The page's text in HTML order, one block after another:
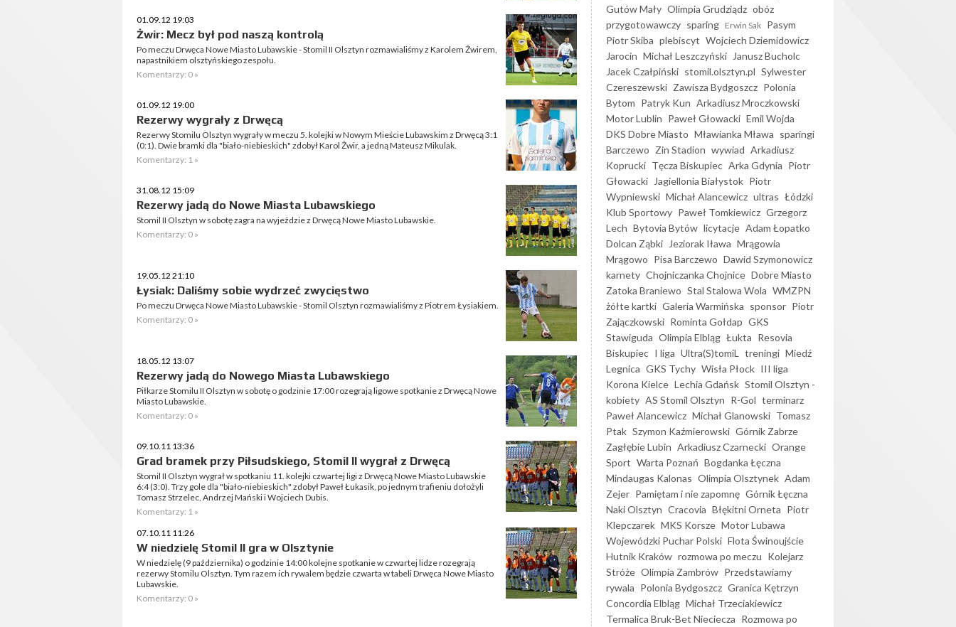
01.09.12 19:03
Żwir: Mecz był pod naszą kontrolą
Po meczu Drwęca Nowe Miasto Lubawskie - Stomil II Olsztyn rozmawialiśmy z Karolem Żwirem,
napastnikiem olsztyńskiego zespołu.
Komentarzy: 0 »
01.09.12 19:00
Rezerwy wygrały z Drwęcą
Rezerwy Stomilu Olsztyn wygrały w meczu 5. kolejki w Nowym Mieście Lubawskim z Drwęcą 3:1
(0:1). Dwie bramki dla "biało-niebieskich" zdobył Karol Żwir, a jedną Mateusz Mikulak.
Komentarzy: 1 »
31.08.12 15:09
Rezerwy jadą do Nowe Miasta Lubawskiego
Stomil II Olsztyn w sobotę zagra na wyjeździe z Drwęcą Nowe Miasto Lubawskie.
Komentarzy: 0 »
19.05.12 21:10
Łysiak: Daliśmy sobie wydrzeć zwycięstwo
Po meczu Drwęca Nowe Miasto Lubawskie - Stomil Olsztyn rozmawialiśmy z Piotrem Łysiakiem.
Komentarzy: 0 »
18.05.12 13:07
Rezerwy jadą do Nowego Miasta Lubawskiego
Piłkarze Stomilu II Olsztyn w sobotę o godzinie 17:00 rozegrają ligowe spotkanie z Drwęcą Nowe
Miasto Lubawskie.
Komentarzy: 0 »
09.10.11 13:36
Grad bramek przy Piłsudskiego, Stomil II wygrał z Drwęcą
Stomil II Olsztyn wygrał w spotkaniu 11. kolejki czwartej ligi z Drwęcą Nowe Miasto Lubawskie
6:4 (3:0). Trzy gole dla "biało-niebieskich" zdobył Paweł Łukasik, po jednym trafieniu dołożyli
Tomasz Strzelec, Andrzej Mański i Wojciech Dubis.
Komentarzy: 1 »
07.10.11 11:26
W niedzielę Stomil II gra w Olsztynie
W niedzielę (9 października) o godzinie 14:00 kolejne spotkanie w czwartej lidze rozegrają
rezerwy Stomilu Olsztyn. Tym razem ich rywalem będzie czwarta w tabeli Drwęca Nowe Miasto
Lubawskie.
Komentarzy: 0 »
Gutów Mały Olimpia Grudziądz obóz
przygotowawczy sparing Erwin Sak Pasym
Piotr Skiba plebiscyt Wojciech Dziemidowicz
Jarocin Michał Leszczyński
Janusz Bucholc
Jacek Czałpiński stomil.olsztyn.pl Sylwester
Czereszewski Zawisza Bydgoszcz Polonia
Bytom Patryk Kun Arkadiusz Mroczkowski
Motor Lublin Paweł Głowacki Emil Wojda
DKS Dobre Miasto Mławianka Mława sparingi
Barczewo Zin Stadion wywiad Arkadiusz
Koprucki Tęcza Biskupiec Arka Gdynia Piotr
Głowacki
Jagiellonia Białystok Piotr
Wypniewski Michał Alancewicz ultras Łódzki
Klub Sportowy Paweł Tomkiewicz Grzegorz
Lech Bytovia Bytów licytacje Adam Łopatko
Dolcan Ząbki
Jeziorak Iława Mrągowia
Mrągowo Pisa Barczewo Dawid Szymonowicz
karnety Chojniczanka Chojnice Dobre Miasto
Zatoka Braniewo Stal Stalowa Wola WMZPN
żółte kartki Galeria Warmińska sponsor Piotr
Zajączkowski Rominta Gołdap GKS
Stawiguda Olimpia Elbląg Łukta Resovia
Biskupiec I liga Ultra(S)tomiL treningi Miedź
Legnica GKS Tychy Wisła Płock III liga
Korona Kielce Lechia Gdańsk Stomil Olsztyn -
kobiety AS Stomil Olsztyn R-Gol terminarz
Paweł Alancewicz Michał Glanowski Tomasz
Ptak Szymon Kaźmierowski Górnik Zabrze
Zagłębie Lubin Arkadiusz Czarnecki Orange
Sport Warta Poznań Bogdanka Łęczna
Mindaugas Kalonas Olimpia Olsztynek Adam
Zejer Pamiętam i nie zapomnę Górnik Łęczna
Naki Olsztyn Cracovia Błękitni Orneta Piotr
Klepczarek MKS Korsze Motor Lubawa
Wojewódzki Puchar Polski Flota Świnoujście
Hutnik Kraków rozmowa po meczu Kolejarz
Stróże Olimpia Zambrów Przedstawiamy
rywala Polonia Bydgoszcz Granica Kętrzyn
Concordia Elbląg Michał Trzeciakiewicz
Termalica Bruk-Bet Nieciecza Rozmowa po